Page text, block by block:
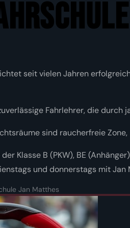
seit vielen Jahren
Fahrlehrer, die durch
sind raucherfreie
Klasse B (PKW), BE
und donnerstags mit
Jan Matthes